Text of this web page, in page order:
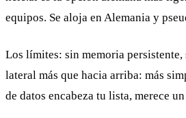
equipos. Se aloja en Alemania y
Los límites: sin memoria
lateral más que hacia arriba: más
de datos encabeza tu lista, merece